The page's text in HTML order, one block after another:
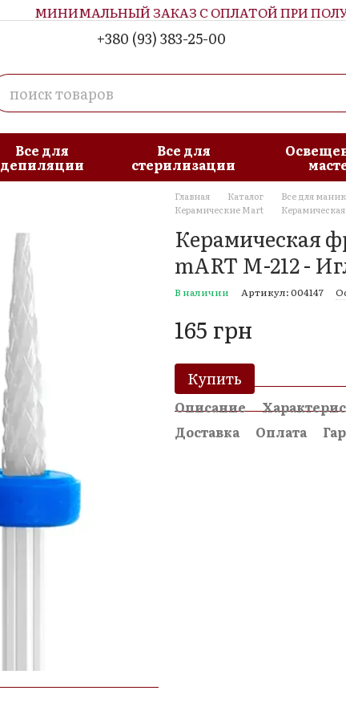
МИНИМАЛЬНЫЙ ЗАКАЗ С ОПЛАТОЙ ПРИ
+380 (93) 383-25-00
Все для
депиляции
Все для
стерилизации
Главная Каталог Все для
Керамические Mart
Керамическая
Керамическая
mART M-212 -
В наличии Артикул: 004147
165 грн
Купить
Описание
Доставка
Оплата